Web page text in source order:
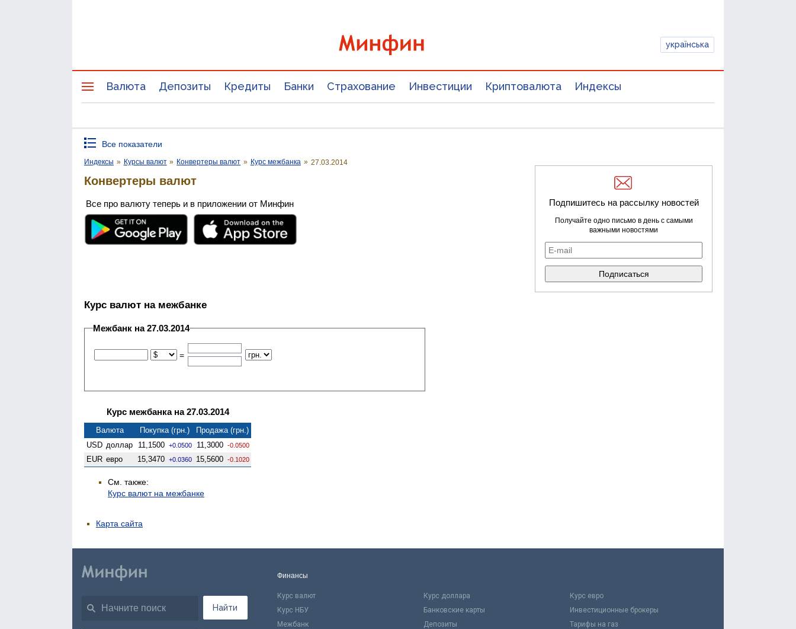
українська
Валюта Депозиты Кредиты Банки Страхование Инвестиции Криптовалюта Индексы
Все показатели
Индексы » Курсы валют » Конвертеры валют » Курс межбанка » 27.03.2014
Конвертеры валют
Все про валюту теперь и в приложении от Минфин
Курс валют на межбанке
Межбанк на 27.03.2014
=
Курс межбанка на 27.03.2014
Валюта Покупка (грн.)
Продажа (грн.)
USD доллар 11,1500 +0.0500 11,3000 -0.0500
EUR евро 15,3470 +0.0360 15,5600 -0.1020
См. также:
Курс валют на межбанке
Подпишитесь на рассылку новостей
Получайте одно письмо в день с самыми
важными новостями
Карта сайта
Найти
Финансы
Курс валют Курс доллара
Курс евро
Курс НБУ
Банковские карты
Инвестиционные брокеры
Межбанк
Депозиты
Тарифы на газ